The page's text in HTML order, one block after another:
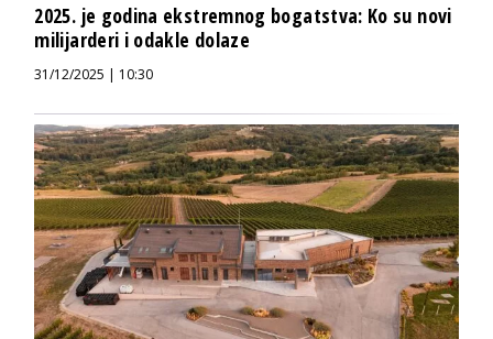
2025. je godina ekstremnog bogatstva: Ko su novi
milijarderi i odakle dolaze
31/12/2025 | 10:30